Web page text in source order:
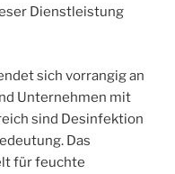
Dienstleistung
sich vorrangig an
Unternehmen mit
sind Desinfektion
Das
für feuchte